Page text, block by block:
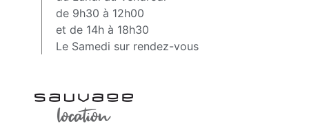
de 9h30 à 12h00
et de 14h à 18h30
Le Samedi sur rendez-vous